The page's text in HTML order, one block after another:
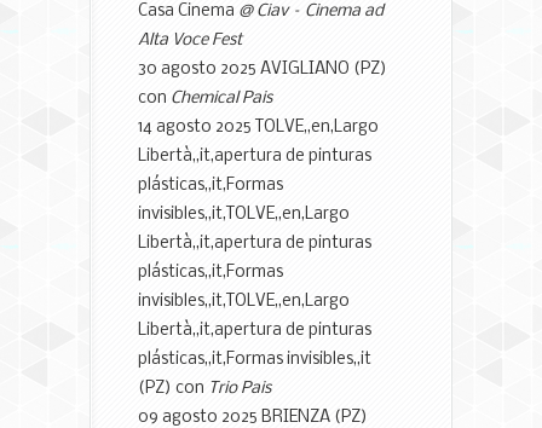
Casa Cinema @ Ciav– Cinema ad
Alta Voce Fest
30 agosto 2025 AVIGLIANO (PZ)
con Chemical Pais
14 agosto 2025 TOLVE,,en,Largo
Libertà,,it,apertura de pinturas
plásticas,,it,Formas
invisibles,,it,TOLVE,,en,Largo
Libertà,,it,apertura de pinturas
plásticas,,it,Formas
invisibles,,it,TOLVE,,en,Largo
Libertà,,it,apertura de pinturas
plásticas,,it,Formas invisibles,,it
(PZ) con Trio Pais
09 agosto 2025 BRIENZA (PZ)